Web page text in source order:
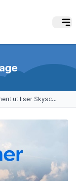
Guide : Comment utiliser Skyscanner ?